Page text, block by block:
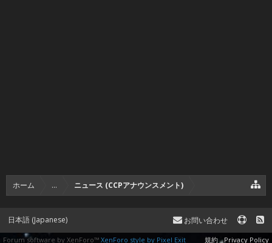
ホーム ... ニュース (CCPアナウンスメント)
日本語 (Japanese) お問い合わせ
規約 Privacy Policy
Forum software by XenForo™ XenForo style by Pixel Exit